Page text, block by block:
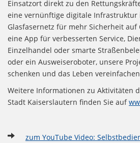
Einsatzort direkt zu den
eine vernünftige digitale Infrastruktur
Glasfasernetz für mehr Sicherheit auf
eine App für verbesserten Service,
Einzelhandel oder smarte
oder ein Ausweiseroboter, unsere
schenken und das Leben
Weitere Informationen zu Aktivitäten
Stadt Kaiserslautern finden Sie auf
zum YouTube Video: